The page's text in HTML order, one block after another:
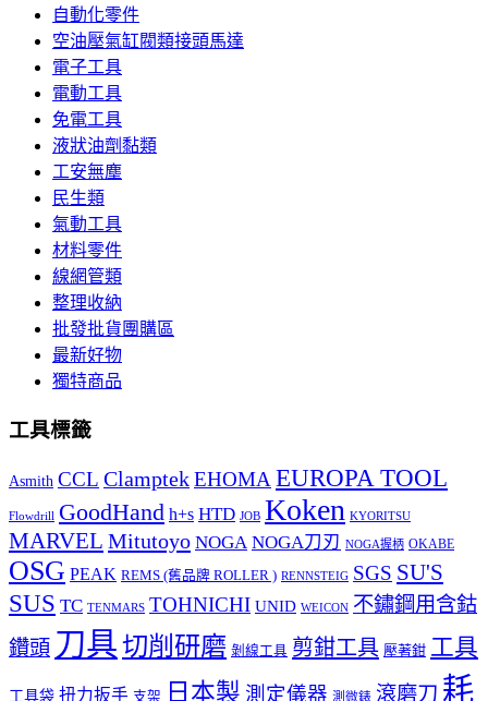
自動化零件
空油壓氣缸閥類接頭馬達
電子工具
電動工具
免電工具
液狀油劑黏類
工安無塵
民生類
氣動工具
材料零件
線網管類
整理收納
批發批貨團購區
最新好物
獨特商品
工具標籤
Asmith CCL ClamptekEHOMA EUROPA TOOL
Flowdrill GoodHand h+s HTD JOB Koken KYORITSU
MARVEL Mitutoyo NOGA NOGA刀刃 NOGA握柄 OKABE
OSG PEAK REMS (舊品牌 ROLLER ) RENNSTEIG SGS SU'S
SUS TC TENMARS TOHNICHI UNID WEICON 不鏽鋼用含鈷
鑽頭 刀具切削研磨 剝線工具 剪鉗工具 壓著鉗 工具
工具袋 扭力扳手 支架 日本製 測定儀器 測微錶 滾磨刀 耗